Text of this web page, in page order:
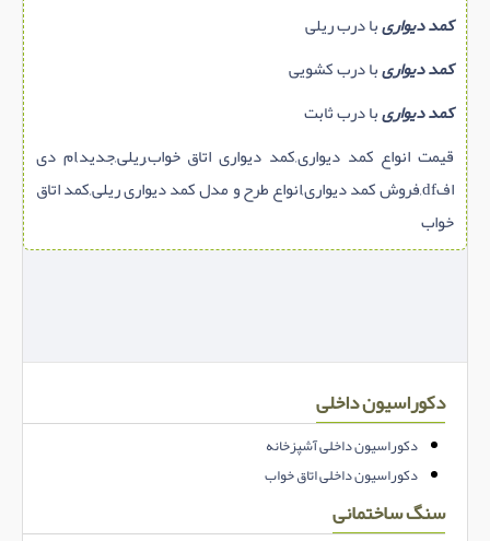
کمد دیواریبا درب ریلی
کمد دیواریبا درب کشویی
کمد دیواریبا درب ثابت
قیمت انواع کمد دیواری,کمد دیواری اتاق خواب,ریلی,جدید,ام دی
افdf,فروش کمد دیواری,انواع طرح و مدل کمد دیواری ریلی,کمد اتاق
خواب
دکوراسیون داخلی
دکوراسیون داخلی آشپزخانه
دکوراسیون داخلی اتاق خواب
سنگ ساختمانی